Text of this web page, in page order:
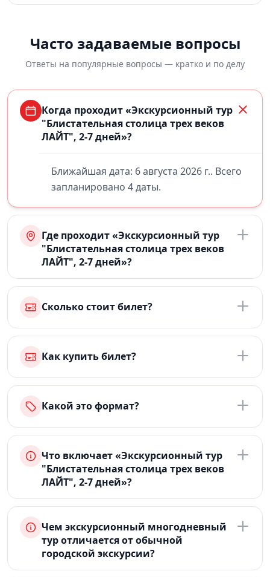
Часто задаваемые вопросы
Ответы на популярные вопросы — кратко и по делу
Когда проходит «Экскурсионный тур
"Блистательная столица трех веков
ЛАЙТ", 2-7 дней»?
Ближайшая дата: 6 августа 2026 г.. Всего
запланировано 4 даты.
Где проходит «Экскурсионный тур
"Блистательная столица трех веков
ЛАЙТ", 2-7 дней»?
Сколько стоит билет?
Как купить билет?
Какой это формат?
Что включает «Экскурсионный тур
"Блистательная столица трех веков
ЛАЙТ", 2-7 дней»?
Чем экскурсионный многодневный
тур отличается от обычной
городской экскурсии?